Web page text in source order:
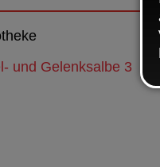
und Gelenksalbe 3